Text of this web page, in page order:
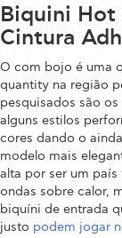
Biquini Hot
Cintura
O com bojo é uma
quantity na região
pesquisados são
alguns estilos
cores dando o
modelo mais
alta por ser um
ondas sobre calor,
biquíni de entrada
justo podem jogar